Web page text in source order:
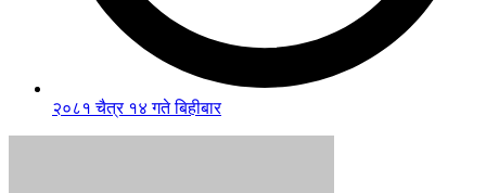
२०८१ चैत्र १४ गते बिहीबार